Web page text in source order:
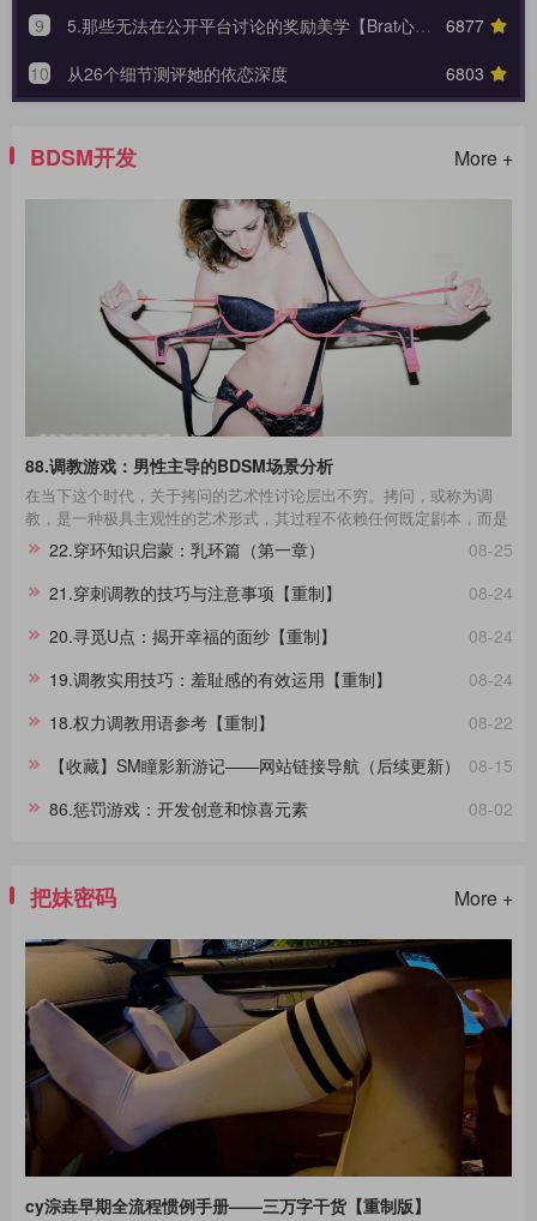
6877
9
5.那些无法在公开平台讨论的奖励美学【Brat心奴系列-第五期】
6803
10 从26个细节测评她的依恋深度
BDSM开发 More +
88.调教游戏：男性主导的BDSM场景分析
在当下这个时代，关于拷问的艺术性讨论层出不穷。拷问，或称为调
教，是一种极具主观性的艺术形式，其过程不依赖任何既定剧本，而是
一种即兴的表现艺术。在这场艺术的表达中，每一个不同性格的受拷者
都呈现出独一无二的故事线。举例来说，那些宁死不屈的与那些畏惧权
威的受拷者，他们在面对同样的惩罚时表现出的反应极其不同，这种差
异进一步影响了拷问的整个过程。通过淙垚个人经验和广泛的文献及影
视作品研究，本文旨在分享这一主题。在此，拷问者与受拷者分别扮演
问。拷
08-25
22.穿环知识启蒙：乳环篇（第一章）
08-24
21.穿刺调教的技巧与注意事项【重制】
08-24
20.寻觅U点：揭开幸福的面纱【重制】
08-24
19.调教实用技巧：羞耻感的有效运用【重制】
08-22
18.权力调教用语参考【重制】
08-15
【收藏】SM瞳影新游记——网站链接导航（后续更新）
08-02
86.惩罚游戏：开发创意和惊喜元素
把妹密码 More +
cy淙垚早期全流程惯例手册——三万字干货【重制版】